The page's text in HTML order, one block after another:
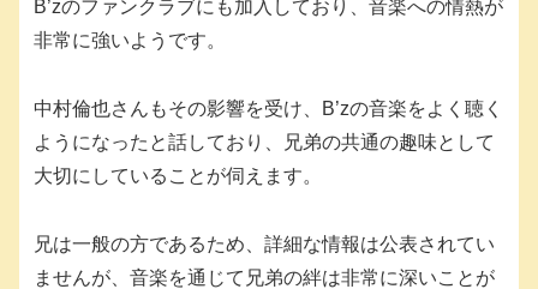
B’zのファンクラブにも加入しており、音楽への情熱が
非常に強いようです。
中村倫也さんもその影響を受け、B’zの音楽をよく聴く
ようになったと話しており、兄弟の共通の趣味として
大切にしていることが伺えます。
兄は一般の方であるため、詳細な情報は公表されてい
ませんが、音楽を通じて兄弟の絆は非常に深いことが